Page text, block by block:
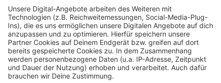
Bei den bundesweiten Demos gegen die Pläne der
Bundesregierung geht es um Subventionsabbau. Auch,
wenn die Ampel die geplante Steuerpflicht für land-
und forstwirtschaftliche Maschinen unter dem Druck
der Proteste zurückgenommen hat, läuft die